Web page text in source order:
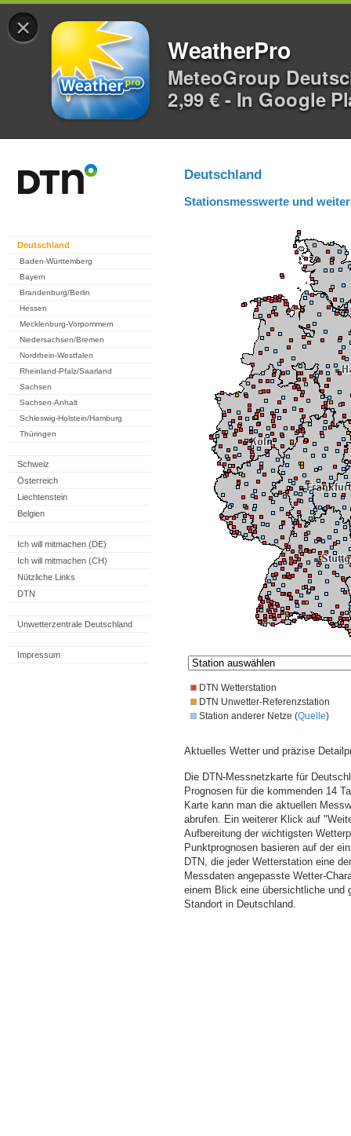
×
WeatherPro
MeteoGroup
2,99 € - In Google
Deutschland
Baden-Württemberg
Bayern
Brandenburg/Berlin
Hessen
Mecklenburg-Vorpommern
Niedersachsen/Bremen
Nordrhein-Westfalen
Rheinland-Pfalz/Saarland
Sachsen
Sachsen-Anhalt
Schleswig-Holstein/Hamburg
Thüringen
Schweiz
Österreich
Liechtenstein
Belgien
Ich will mitmachen (DE)
Ich will mitmachen (CH)
Nützliche Links
DTN
Unwetterzentrale Deutschland
Impressum
Deutschland
Stationsmesswerte und
DTN Wetterstation
DTN Unwetter-Referenzstation
Station anderer Netze (Quelle)
Aktuelles Wetter und präzise
Die DTN-Messnetzkarte für
Prognosen für die kommenden 14
Karte kann man die aktuellen
abrufen. Ein weiterer Klick auf
Aufbereitung der wichtigsten
Punktprognosen basieren auf der
DTN, die jeder Wetterstation eine
Messdaten angepasste Wetter-
einem Blick eine übersichtliche und
Standort in Deutschland.